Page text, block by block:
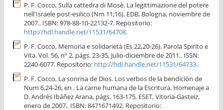
P. F. Cocco, Sulla cattedra di Mosè. La legittimazione del potere
nell'Israele post-esilico (Nm 11;16). EDB, Bologna, noviembre de
2007.. ISBN: 978-88-10-22132-7. Repositorio:
http://hdl.handle.net/11531/64708.
P. F. Cocco, Memoria e solidarietà (Es 22,20-26). Parola Spirito e
Vita. Vol. 56, nº 2, págs. 23-35, Julio-diciembre de 2011.. ISSN:
2240-6077. Repositorio: http://hdl.handle.net/11531/64733.
P. F. Cocco, La sonrisa de Dios. Los verbos de la bendición de
Num 6,24-26, en , La carne humana de la Escritura. Homenaje a
D. Andrés Ibáñez Arana, págs. 163-175, ESET, Vitoria-Gasteiz,
enero de 2007.. ISBN: 8471671492. Repositorio: